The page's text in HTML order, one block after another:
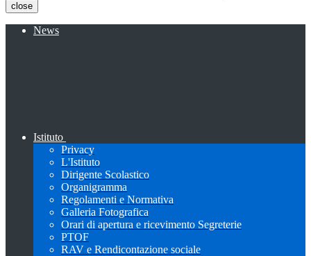
close
News
Istituto
Privacy
L'Istituto
Dirigente Scolastico
Organigramma
Regolamenti e Normativa
Galleria Fotografica
Orari di apertura e ricevimento Segreterie
PTOF
RAV e Rendicontazione sociale